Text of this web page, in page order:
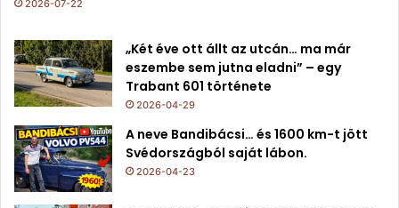
2026-07-22
„Két éve ott állt az utcán… ma már
eszembe sem jutna eladni” – egy
Trabant 601 története
2026-04-29
A neve Bandibácsi… és 1600 km-t jött
Svédországból saját lábon.
2026-04-23